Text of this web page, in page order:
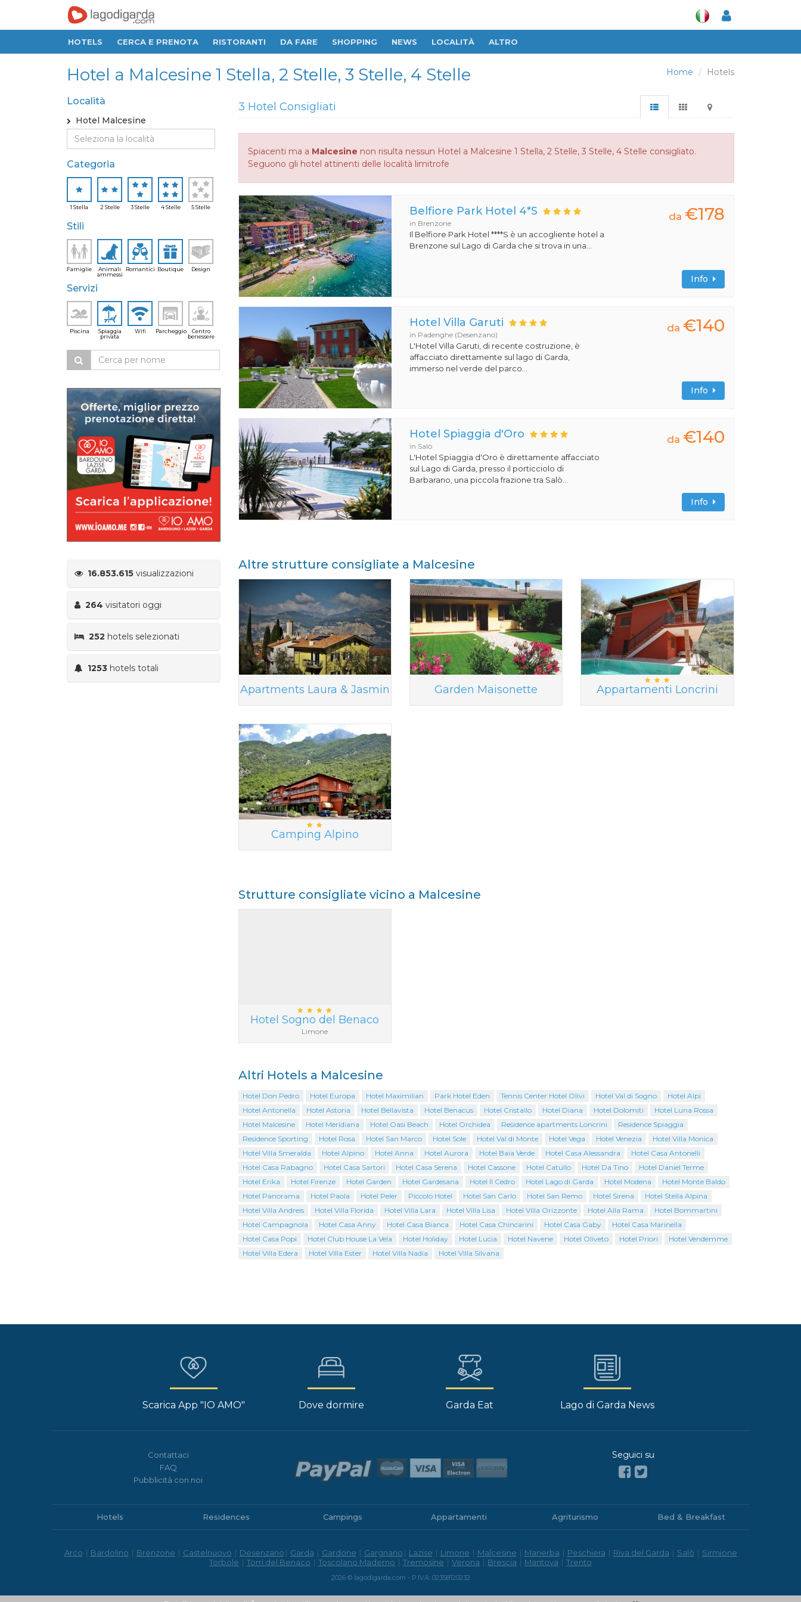
HOTELS CERCA E PRENOTA RISTORANTI DA FARE SHOPPING NEWS LOCALITÀ ALTRO
Home Hotels
Hotel a Malcesine 1 Stella, 2 Stelle, 3 Stelle, 4 Stelle
Località
Hotel Malcesine
Categoria
1 Stella 2 Stelle 3 Stelle 4 Stelle 5 Stelle
Stili
Famiglie
Animali
ammessi
Romantici Boutique Design
Servizi
Piscina
Spiaggia
privata
Wifi Parcheggio
Centro
benessere
16.853.615 visualizzazioni
264 visitatori oggi
252 hotels selezionati
1253 hotels totali
3 Hotel Consigliati
Spiacenti ma a Malcesine non risulta nessun Hotel a Malcesine 1 Stella, 2 Stelle, 3 Stelle, 4 Stelle consigliato.
Seguono gli hotel attinenti delle località limitrofe
Belfiore Park Hotel 4*S
in Brenzone
Il Belfiore Park Hotel ****S è un accogliente hotel a
Brenzone sul Lago di Garda che si trova in una...
da €178
Info
Hotel Villa Garuti
in Padenghe (Desenzano)
L'Hotel Villa Garuti, di recente costruzione, è
affacciato direttamente sul lago di Garda,
immerso nel verde del parco...
da €140
Info
Hotel Spiaggia d'Oro
in Salò
L'Hotel Spiaggia d'Oro è direttamente affacciato
sul Lago di Garda, presso il porticciolo di
Barbarano, una piccola frazione tra Salò...
da €140
Info
Altre strutture consigliate a Malcesine
Apartments Laura & Jasmin Garden Maisonette Appartamenti Loncrini
Camping Alpino
Strutture consigliate vicino a Malcesine
Hotel Sogno del Benaco
Limone
Altri Hotels a Malcesine
Hotel Don Pedro Hotel Europa Hotel Maximilian Park Hotel Eden Tennis Center Hotel Olivi Hotel Val di Sogno
Hotel Alpi
Hotel Antonella
Hotel Astoria Hotel Bellavista Hotel Benacus Hotel Cristallo Hotel Diana Hotel Dolomiti
Hotel Luna Rossa
Hotel Malcesine
Hotel Meridiana Hotel Oasi Beach Hotel Orchidea Residence apartments Loncrini
Residence Spiaggia
Residence Sporting
Hotel Rosa Hotel San Marco Hotel Sole Hotel Val di Monte Hotel Vega Hotel Venezia
Hotel Villa Monica
Hotel Villa Smeralda
Hotel Alpino Hotel Anna Hotel Aurora Hotel Baia Verde Hotel Casa Alessandra
Hotel Casa Antonelli
Hotel Casa Rabagno
Hotel Casa Sartori Hotel Casa Serena Hotel Cassone Hotel Catullo Hotel Da Tino
Hotel Daniel Terme
Hotel Erika
Hotel Firenze Hotel Garden Hotel Gardesana Hotel Il Cedro Hotel Lago di Garda Hotel Modena
Hotel Monte Baldo
Hotel Panorama
Hotel Paola Hotel Peler Piccolo Hotel Hotel San Carlo Hotel San Remo Hotel Sirena
Hotel Stella Alpina
Hotel Villa Andreis
Hotel Villa Florida Hotel Villa Lara Hotel Villa Lisa Hotel Villa Orizzonte Hotel Alla Rama
Hotel Bommartini
Hotel Campagnola
Hotel Casa Anny Hotel Casa Bianca Hotel Casa Chincarini Hotel Casa Gaby
Hotel Casa Marinella
Hotel Casa Popi
Hotel Club House La Vela Hotel Holiday Hotel Lucia Hotel Navene Hotel Oliveto Hotel Priori
Hotel Vendemme
Hotel Villa Edera
Hotel Villa Ester Hotel Villa Nadia Hotel Villa Silvana
Scarica App "IO AMO" Dove dormire Garda Eat Lago di Garda News
Contattaci
FAQ
Pubblicità con noi
Seguici su
Hotels Residences Campings Appartamenti Agriturismo Bed & Breakfast
Arco | Bardolino | Brenzone | Castelnuovo | Desenzano | Garda | Gardone | Gargnano | Lazise | Limone | Malcesine | Manerba | Peschiera | Riva del Garda | Salò | Sirmione
Torbole | Torri del Benaco | Toscolano Maderno | Tremosine | Verona | Brescia | Mantova | Trento
2026 © lagodigarda.com - P.IVA: 02358120232